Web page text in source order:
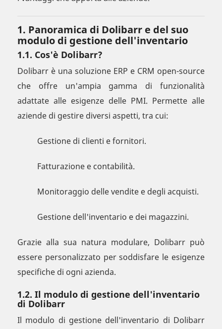
1. Panoramica di Dolibarr e del suo
modulo di gestione dell'inventario
1.1. Cos'è Dolibarr?
Dolibarr è una soluzione ERP e CRM open-source
che offre un'ampia gamma di funzionalità
adattate alle esigenze delle PMI. Permette alle
aziende di gestire diversi aspetti, tra cui:
Gestione di clienti e fornitori.
Fatturazione e contabilità.
Monitoraggio delle vendite e degli acquisti.
Gestione dell'inventario e dei magazzini.
Grazie alla sua natura modulare, Dolibarr può
essere personalizzato per soddisfare le esigenze
specifiche di ogni azienda.
1.2. Il modulo di gestione dell'inventario
di Dolibarr
Il modulo di gestione dell'inventario di Dolibarr